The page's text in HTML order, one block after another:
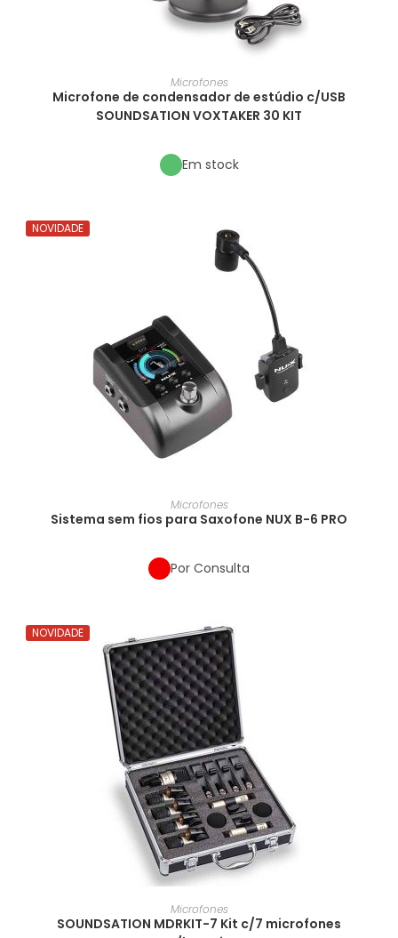
Microfones
Microfone de condensador de estúdio c/USB
SOUNDSATION VOXTAKER 30 KIT
Em stock
NOVIDADE
Microfones
Sistema sem fios para Saxofone NUX B-6 PRO
Por Consulta
NOVIDADE
Microfones
SOUNDSATION MDRKIT-7 Kit c/7 microfones